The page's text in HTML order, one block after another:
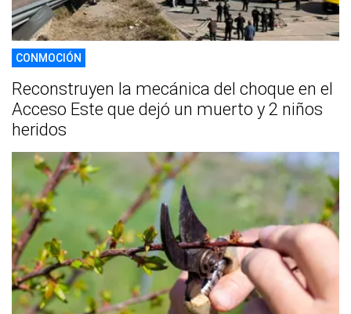
CONMOCIÓN
Reconstruyen la mecánica del choque en el
Acceso Este que dejó un muerto y 2 niños
heridos